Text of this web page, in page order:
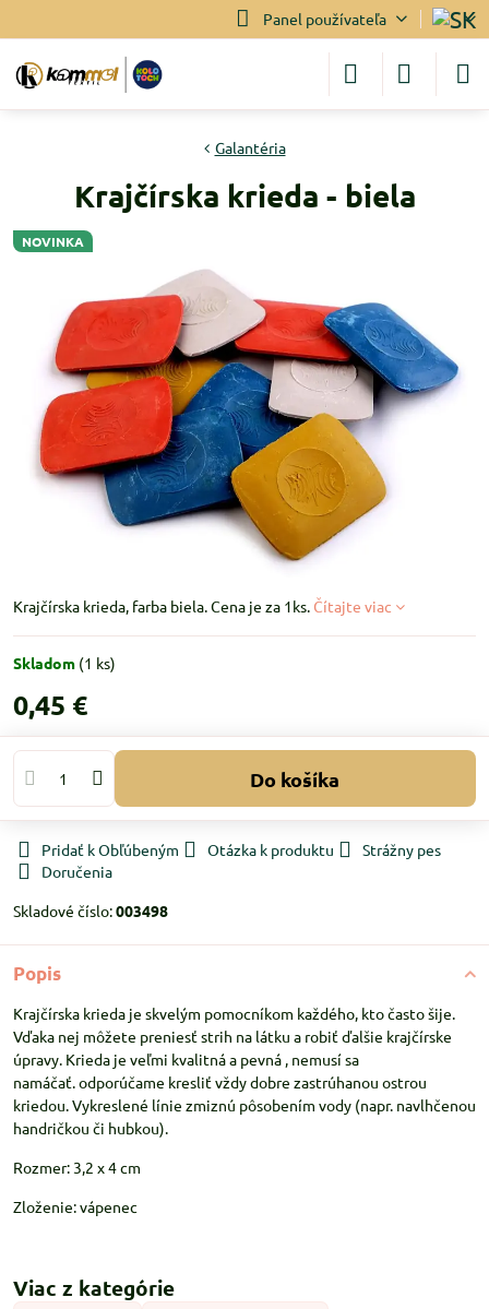
Panel používateľa
NOVINKA
Galantéria
Krajčírska krieda - biela
Krajčírska krieda, farba biela. Cena je za 1ks. Čítajte viac
Skladom (1 ks)
0,45 €
Do košíka
Pridať k Obľúbeným Otázka k produktu
Strážny pes
Doručenia
Skladové číslo:003498
Popis
Krajčírska krieda je skvelým pomocníkom každého, kto často šije.
Vďaka nej môžete preniesť strih na látku a robiť ďalšie krajčírske
úpravy. Krieda je veľmi kvalitná a pevná , nemusí sa
namáčať. odporúčame kresliť vždy dobre zastrúhanou ostrou
kriedou. Vykreslené línie zmiznú pôsobením vody (napr. navlhčenou
handričkou či hubkou).
Rozmer: 3,2 x 4 cm
Zloženie: vápenec
Viac z kategórie